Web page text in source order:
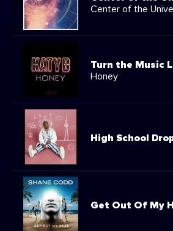
Center of the
Turn the Music
Honey
High School
Get Out Of My